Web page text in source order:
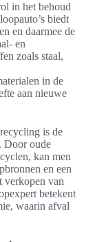
in het behoud
biedt
en daarmee de
en
zoals staal,
in de
aan nieuwe
is de
Door oude
kan men
en een
verkopen van
betekent
waarin afval